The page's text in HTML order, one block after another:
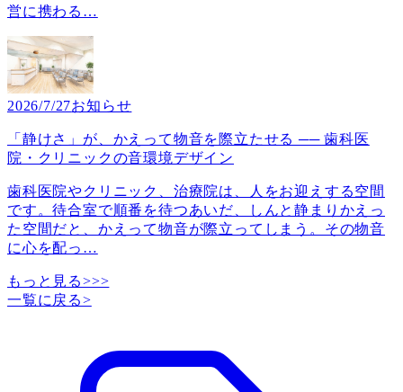
営に携わる …
2026/7/27お知らせ
「静けさ」が、かえって物音を際立たせる ── 歯科医
院・クリニックの音環境デザイン
歯科医院やクリニック、治療院は、人をお迎えする空間
です。待合室で順番を待つあいだ、しんと静まりかえっ
た空間だと、かえって物音が際立ってしまう。その物音
に心を配っ …
もっと見る>>>
一覧に戻る>